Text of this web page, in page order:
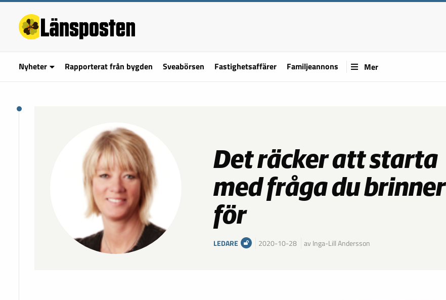
Nyheter Rapporterat från bygden Sveabörsen Fastighetsaffärer Familjeannons Mer
Det räcker att starta
med fråga du brinner
för
LEDARE 2020-10-28 av Inga-Lill Andersson